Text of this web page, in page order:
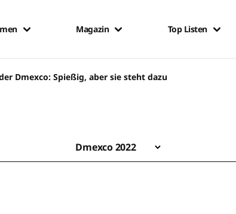
Magazin Top Listen
Dmexco: Spießig, aber sie steht dazu
Dmexco 2022